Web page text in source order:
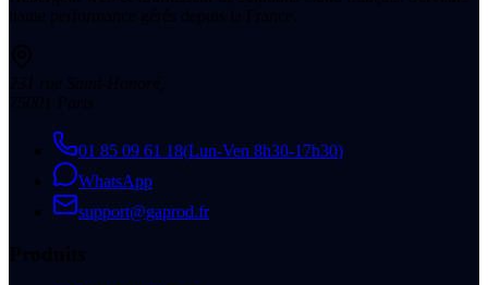
01 85 09 61 18(Lun-Ven 8h30-17h30)
WhatsApp
support@gaprod.fr